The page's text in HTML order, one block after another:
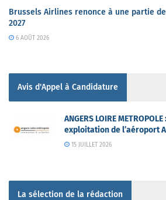
Brussels Airlines renonce à une partie
2027
6 AOÛT 2026
Avis d'Appel à Candidature
ANGERS LOIRE
exploitation de l’aéroport
15 JUILLET 2026
La sélection de la rédaction